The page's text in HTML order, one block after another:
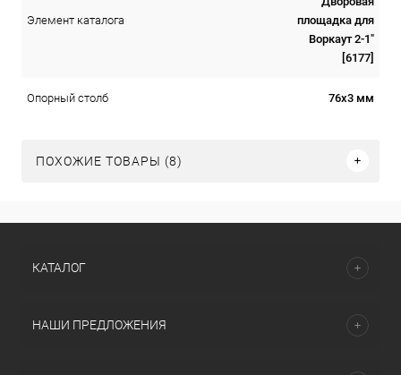
Элемент каталога
площадка для
Воркаут 2-1"
[6177]
Опорный столб 76х3 мм
ПОХОЖИЕ ТОВАРЫ (8)
КАТАЛОГ
НАШИ ПРЕДЛОЖЕНИЯ